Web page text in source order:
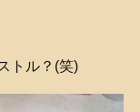
トル？(笑)